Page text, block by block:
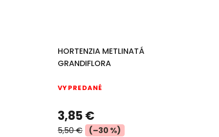
HORTENZIA METLINATÁ
GRANDIFLORA
VYPREDANÉ
3,85 €
5,50 € (–30 %)